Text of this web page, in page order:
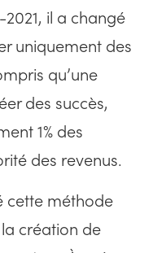
il a changé
uniquement des
qu’une
des succès,
1% des
des revenus.
cette méthode
création de